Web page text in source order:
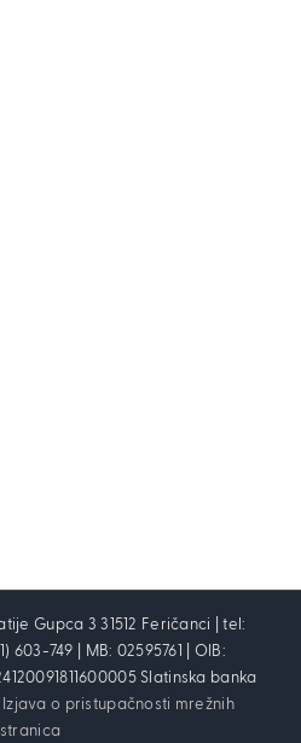
Gupca 3 31512 Feričanci | tel:
603-749 | MB: 02595761 | OIB:
Slatinska banka
Izjava o pristupačnosti mrežnih
stranica